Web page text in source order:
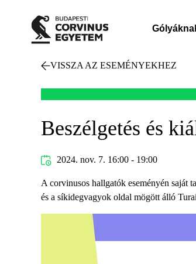
VISSZA AZ ESEMÉNYEKHEZ
Beszélgetés és
2024. nov. 7. 16:00 - 19:00
A corvinusos hallgatók eseményén saját
és a síkidegvagyok oldal mögött álló